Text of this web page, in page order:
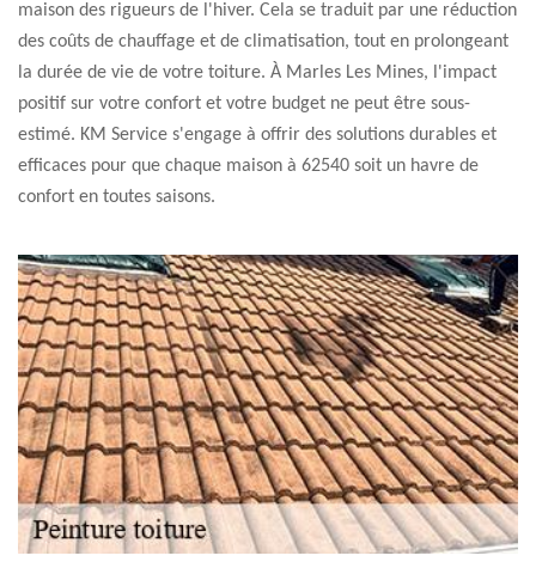
maison des rigueurs de l'hiver. Cela se traduit par une réduction
des coûts de chauffage et de climatisation, tout en prolongeant
la durée de vie de votre toiture. À Marles Les Mines, l'impact
positif sur votre confort et votre budget ne peut être sous-
estimé. KM Service s'engage à offrir des solutions durables et
efficaces pour que chaque maison à 62540 soit un havre de
confort en toutes saisons.